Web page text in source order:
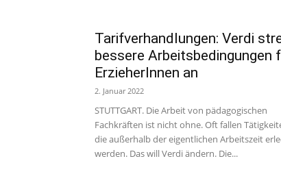
Tarifverhandlungen: Verdi
bessere Arbeitsbedingungen
ErzieherInnen an
2. Januar 2022
STUTTGART. Die Arbeit von pädagogischen
Fachkräften ist nicht ohne. Oft fallen
die außerhalb der eigentlichen Arbeitszeit
werden. Das will Verdi ändern. Die...